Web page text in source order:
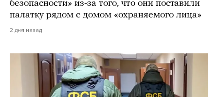
безопасности» из-за того, что они поставили
палатку рядом с домом «охраняемого лица»
2 дня назад